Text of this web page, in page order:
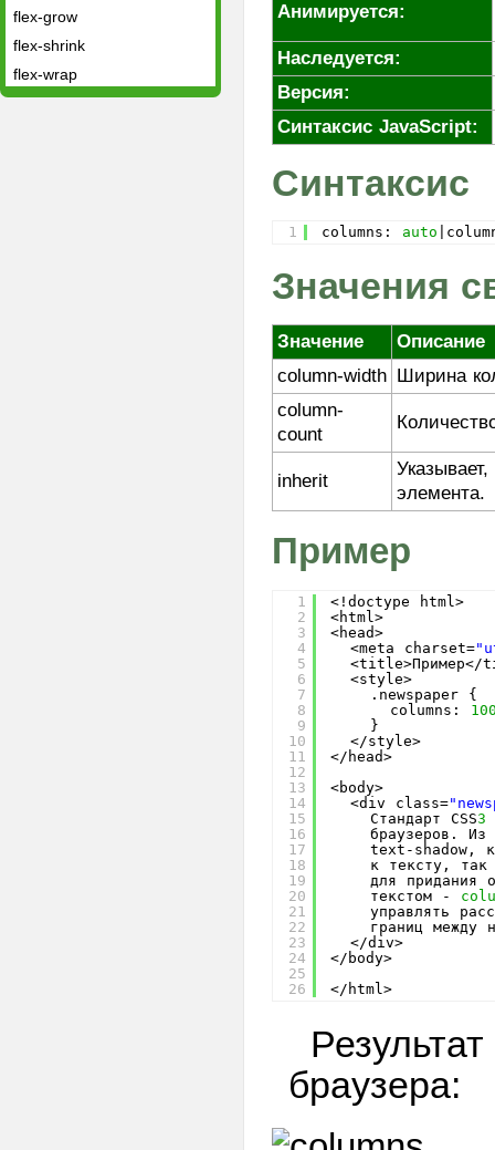
flex-grow
flex-shrink
flex-wrap
float
Анимируется:
Наследуется:
Версия:
Синтаксис JavaScript:
Синтаксис
1 columns: auto
Значения
Значение
Описание
column-width Ширина
column-
count
inherit
элемента.
Пример
1
2
3
4
5
6
7
8
9
10
11
12
13
14
15
16
17
18
19
20
21
22
23
24
25
26
<!doctype html>
<html>
<head>
<meta charset=
<style>
.newspaper {
columns:
}
</style>
</head>
<body>
<div class=
Стандарт CSS3
браузеров. Из
text-shadow,
к тексту, так
для придания
текстом -
управлять
границ между
</div>
</body>
</html>
браузера: